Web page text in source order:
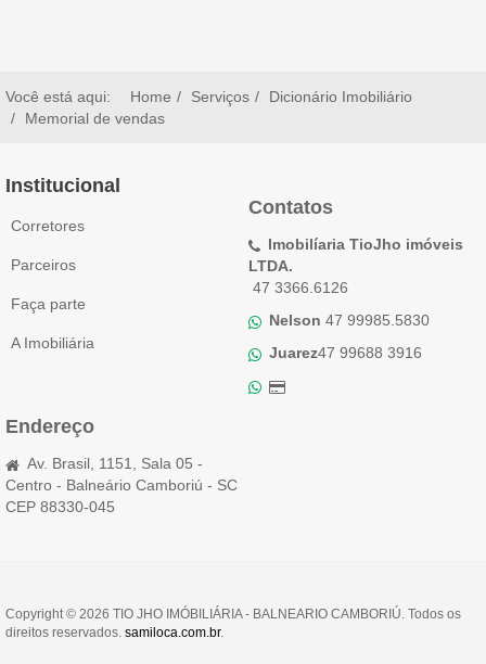
Você está aqui: Home Serviços
Dicionário Imobiliário
Memorial de vendas
Institucional
Corretores
Parceiros
Faça parte
A Imobiliária
Contatos
Imobilíaria TioJho imóveis
LTDA.
47 3366.6126
Nelson 47 99985.5830
Juarez47 99688 3916
Endereço
Av. Brasil, 1151, Sala 05 -
Centro - Balneário Camboriú - SC
CEP 88330-045
Copyright © 2026 TIO JHO IMÓBILIÁRIA - BALNEARIO CAMBORIÚ. Todos os
direitos reservados. samiloca.com.br.